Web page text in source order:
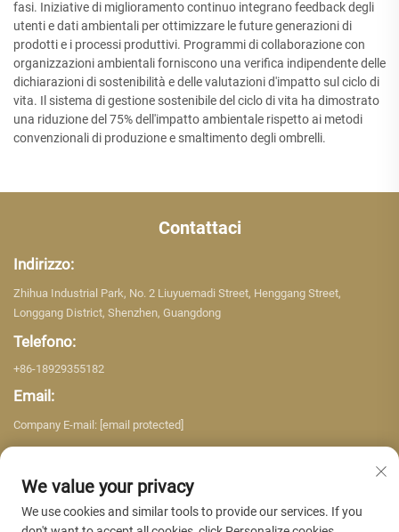
fasi. Iniziative di miglioramento continuo integrano feedback degli
utenti e dati ambientali per ottimizzare le future generazioni di
prodotti e i processi produttivi. Programmi di collaborazione con
organizzazioni ambientali forniscono una verifica indipendente delle
dichiarazioni di sostenibilità e delle valutazioni d'impatto sul ciclo di
vita. Il sistema di gestione sostenibile del ciclo di vita ha dimostrato
una riduzione del 75% dell'impatto ambientale rispetto ai metodi
convenzionali di produzione e smaltimento degli ombrelli.
Contattaci
Indirizzo:
Zhihua Industrial Park, No. 2 Liuyuemadi Street, Henggang Street,
Longgang District, Shenzhen, Guangdong
Telefono:
+86-18929355182
Email:
Company E-mail: [email protected]
We value your privacy
We use cookies and similar tools to provide our services. If you